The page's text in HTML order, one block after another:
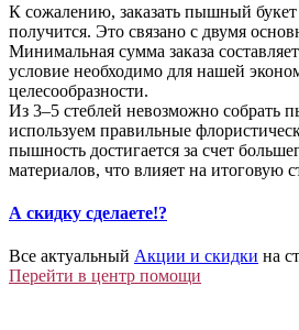
К сожалению, заказать пышный букет
получится. Это связано с двумя
Минимальная сумма заказа
условие необходимо для нашей
целесообразности.
Из 3–5 стеблей невозможно
используем правильные
пышность достигается за счет
материалов, что влияет на итоговую
А скидку сделаете!?
Все актуальный Акции и скидки на
Перейти в центр помощи